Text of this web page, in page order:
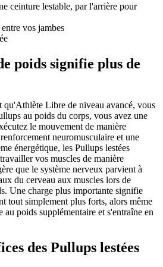
ceinture lestable, par l'arrière pour
vos jambes
poids signifie plus de
qu'Athlète Libre de niveau avancé, vous
au poids du corps, vous avez une
le mouvement de manière
neuromusculaire et une
énergétique, les Pullups lestées
vos muscles de manière
que le système nerveux parvient à
du cerveau aux muscles lors de
Une charge plus importante signifie
tout simplement plus forts, alors même
au poids supplémentaire et s'entraîne en
des Pullups lestées